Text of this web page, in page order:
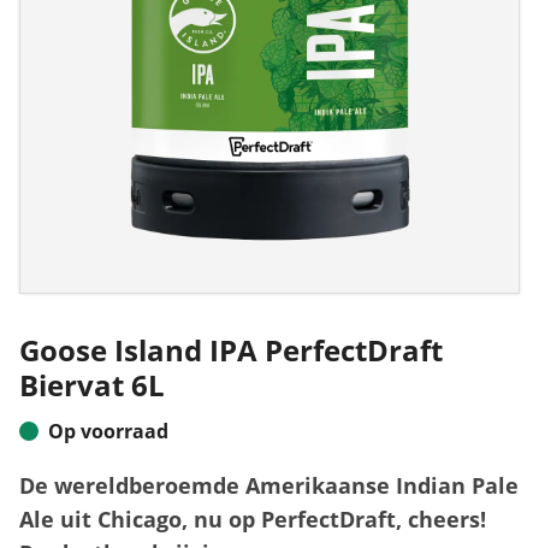
Goose Island IPA PerfectDraft
Biervat 6L
Op voorraad
De wereldberoemde Amerikaanse Indian Pale
Ale uit Chicago, nu op PerfectDraft, cheers!